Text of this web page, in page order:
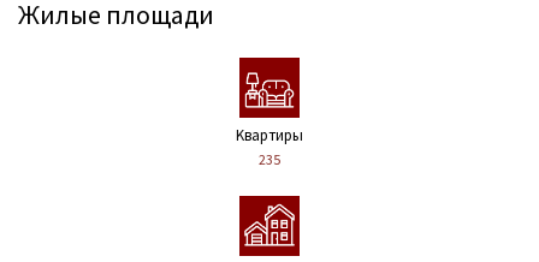
Жилые площади
Kвартиры
235